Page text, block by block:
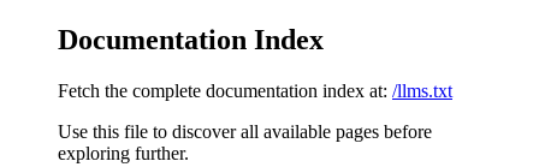
Documentation Index
Fetch the complete documentation index at: /llms.txt
Use this file to discover all available pages before
exploring further.